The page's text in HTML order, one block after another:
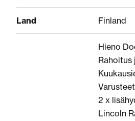
Land Finland
Hieno
Rahoitus
2 x
Lincoln